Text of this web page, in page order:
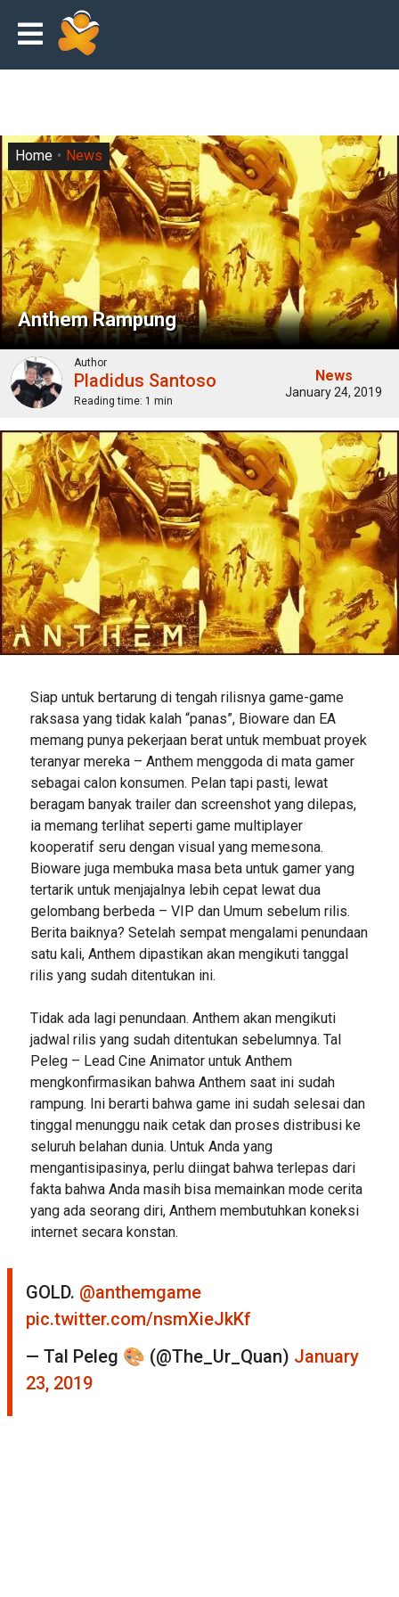
Anthem Rampung
Home News
Author
Pladidus Santoso
Reading time: 1 min
News
January 24, 2019
Siap untuk bertarung di tengah rilisnya game-game
raksasa yang tidak kalah “panas”, Bioware dan EA
memang punya pekerjaan berat untuk membuat proyek
teranyar mereka – Anthem menggoda di mata gamer
sebagai calon konsumen. Pelan tapi pasti, lewat
beragam banyak trailer dan screenshot yang dilepas,
ia memang terlihat seperti game multiplayer
kooperatif seru dengan visual yang memesona.
Bioware juga membuka masa beta untuk gamer yang
tertarik untuk menjajalnya lebih cepat lewat dua
gelombang berbeda – VIP dan Umum sebelum rilis.
Berita baiknya? Setelah sempat mengalami penundaan
satu kali, Anthem dipastikan akan mengikuti tanggal
rilis yang sudah ditentukan ini.
Tidak ada lagi penundaan. Anthem akan mengikuti
jadwal rilis yang sudah ditentukan sebelumnya. Tal
Peleg – Lead Cine Animator untuk Anthem
mengkonfirmasikan bahwa Anthem saat ini sudah
rampung. Ini berarti bahwa game ini sudah selesai dan
tinggal menunggu naik cetak dan proses distribusi ke
seluruh belahan dunia. Untuk Anda yang
mengantisipasinya, perlu diingat bahwa terlepas dari
fakta bahwa Anda masih bisa memainkan mode cerita
yang ada seorang diri, Anthem membutuhkan koneksi
internet secara konstan.
GOLD. @anthemgame
pic.twitter.com/nsmXieJkKf
— Tal Peleg 🎨 (@The_Ur_Quan) January
23, 2019